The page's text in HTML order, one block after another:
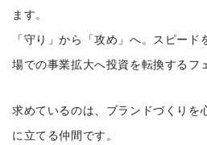
ます。
「守り」から「攻め」へ。スピー
場での事業拡大へ投資を転換するフ
求めているのは、ブランドづくりを
に立てる仲間です。